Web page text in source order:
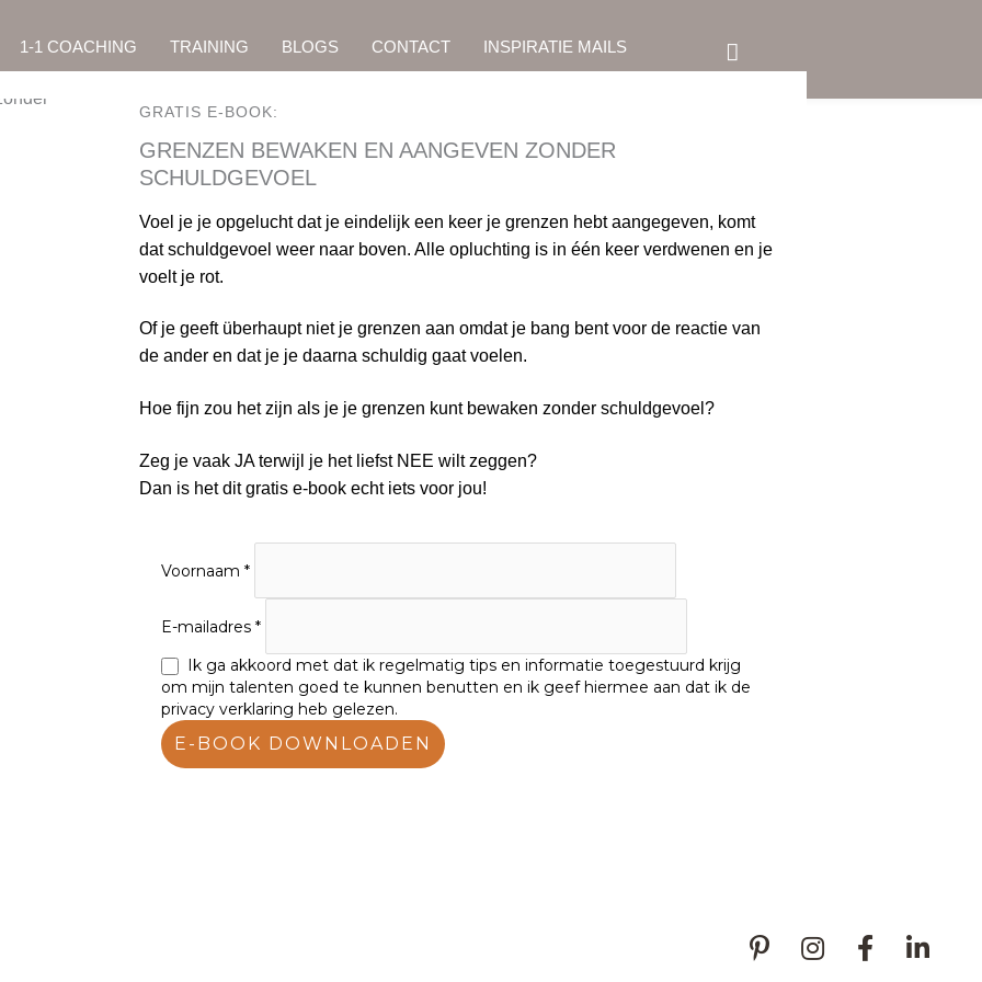
1-1 COACHING TRAINING BLOGS CONTACT INSPIRATIE MAILS
GRATIS E-BOOK:
GRENZEN BEWAKEN EN AANGEVEN ZONDER
SCHULDGEVOEL
Voel je je opgelucht dat je eindelijk een keer je grenzen hebt aangegeven, komt
dat schuldgevoel weer naar boven. Alle opluchting is in één keer verdwenen en je
voelt je rot.
Of je geeft überhaupt niet je grenzen aan omdat je bang bent voor de reactie van
de ander en dat je je daarna schuldig gaat voelen.
Hoe fijn zou het zijn als je je grenzen kunt bewaken zonder schuldgevoel?
Zeg je vaak JA terwijl je het liefst NEE wilt zeggen?
Dan is het dit gratis e-book echt iets voor jou!
Voornaam
E-mailadres
Ik ga akkoord met dat ik regelmatig tips en informatie toegestuurd krijg
om mijn talenten goed te kunnen benutten en ik geef hiermee aan dat ik de
privacy verklaring heb gelezen.
E-BOOK DOWNLOADEN